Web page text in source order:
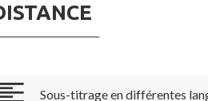
Sous-titrage en différentes